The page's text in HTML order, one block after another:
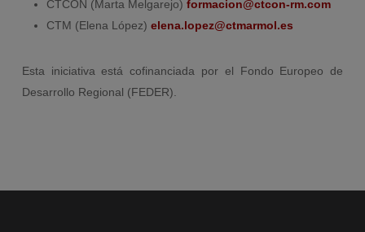
CTCON (Marta Melgarejo) formacion@ctcon-rm.com
CTM (Elena López) elena.lopez@ctmarmol.es
Esta iniciativa está cofinanciada por el Fondo Europeo de
Desarrollo Regional (FEDER).